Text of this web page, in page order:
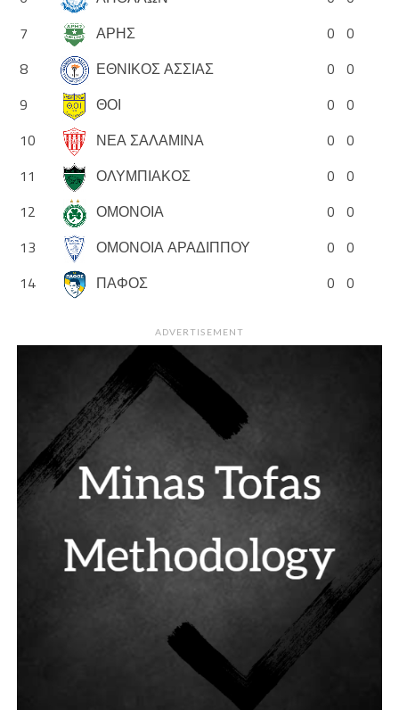
7
ΑΡΗΣ 0 0
8
ΕΘΝΙΚΟΣ ΑΣΣΙΑΣ 0 0
9
ΘΟΙ 0 0
10
ΝΕΑ ΣΑΛΑΜΙΝΑ 0 0
11
ΟΛΥΜΠΙΑΚΟΣ 0 0
12
ΟΜΟΝΟΙΑ 0 0
13
ΟΜΟΝΟΙΑ ΑΡΑΔΙΠΠΟΥ 0 0
14
ΠΑΦΟΣ 0 0
ADVERTISEMENT